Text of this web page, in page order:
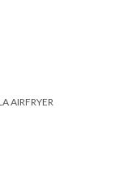
AIRFRYER